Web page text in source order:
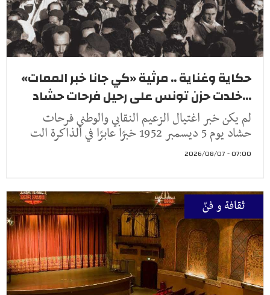
حكاية وغناية .. مرثية «كي جانا خبر الممات»
...خلدت حزن تونس على رحيل فرحات حشاد
لم يكن خبر اغتيال الزعيم النقابي والوطني فرحات
حشاد يوم 5 ديسمبر 1952 خبرًا عابرًا في الذاكرة الت
07:00 - 2026/08/07
ثقافة و فنّ